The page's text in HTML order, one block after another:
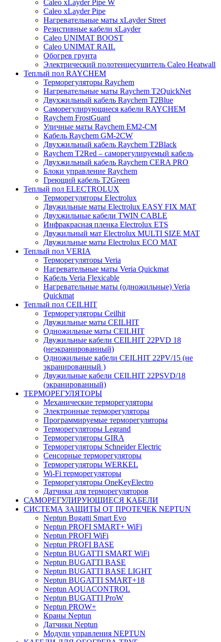
Caleo xLayder Pipe W
Caleo xLayder Pipe
Нагревательные маты xLayder Street
Резистивные кабели xLayder
Caleo UNIMAT BOOST
Caleo UNIMAT RAIL
Обогрев грунта
Электрический полотенцесушитель Caleo Heatwall
Теплый пол RAYCHEM
Терморегуляторы Raychem
Нагревательные маты Raychem T2QuickNet
Двухжильный кабель Raychem T2Blue
Саморегулирующиеся кабели RAYCHEM
Raychem FrostGuard
Уличные маты Raychem EM2-CM
Кабель Raychem GM-2CW
Двухжильный кабель Raychem T2Black
Raychem T2Red – саморегулируемый кабель
Двухжильный кабель Raychem CERA PRO
Блоки управление Raychem
Греющий кабель T2Green
Теплый пол ELECTROLUX
Терморегуляторы Electrolux
Двужильные маты Electrolux EASY FIX MAT
Двухжильные кабели TWIN CABLE
Инфракрасная пленка Electrolux ETS
Двужильный мат Electrolux MULTI SIZE MAT
Двужильные маты Electrolux ECO MAT
Теплый пол VERIA
Терморегуляторы Veria
Нагревательные маты Veria Quickmat
Кабель Veria Flexicable
Нагревательные маты (одножильные) Veria
Quickmat
Теплый пол CEILHIT
Терморегуляторы Ceilhit
Двужильные маты CEILHIT
Одножильные маты CEILHIT
Двужильные кабели CEILHIT 22PVD 18
(неэкранированный)
Одножильные кабели CEILHIT 22PV/15 (не
экранированный )
Двужильные кабели CEILHIT 22PSVD/18
(экранированный)
ТЕРМОРЕГУЛЯТОРЫ
Механические терморегуляторы
Электронные терморегуляторы
Программируемые терморегуляторы
Терморегуляторы Legrand
Терморегуляторы GIRA
Терморегуляторы Schneider Electric
Сенсорные терморегуляторы
Терморегуляторы WERKEL
Wi-Fi терморегуляторы
Терморегуляторы OneKeyElectro
Датчики для терморегуляторов
САМОРЕГУЛИРУЮЩИЕСЯ КАБЕЛИ
СИСТЕМА ЗАЩИТЫ ОТ ПРОТЕЧЕК NEPTUN
Neptun Bugatti Smart Evo
Neptun PROFI SMART+ WiFi
Neptun PROFI WiFi
Neptun PROFI BASE
Neptun BUGATTI SMART WiFi
Neptun BUGATTI BASE
Neptun BUGATTI BASE LIGHT
Neptun BUGATTI SMART+18
Neptun AQUACONTROL
Neptun BUGATTI ProW
Neptun PROW+
Краны Neptun
Датчики Neptun
Модули управления NEPTUN